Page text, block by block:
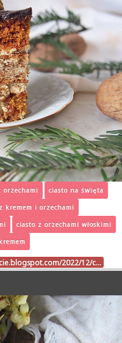
orzechami
ciasto na święta
kremem i orzechami
ciasto z orzechami włoskimi
2022/12/c…